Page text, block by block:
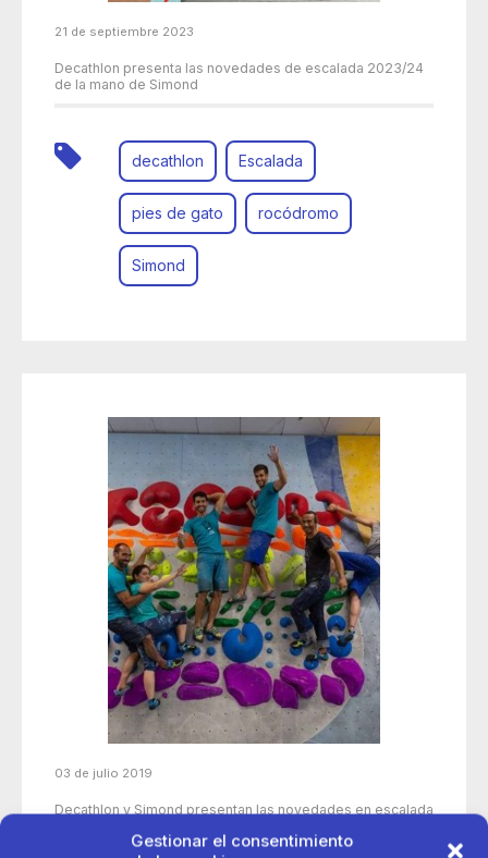
Gestionar el consentimiento
21 de septiembre 2023
Decathlon presenta las novedades de escalada 2023/24
de la mano de Simond
decathlon Escalada
pies de gato rocódromo
Simond
03 de julio 2019
Decathlon y Simond presentan las novedades en escalada